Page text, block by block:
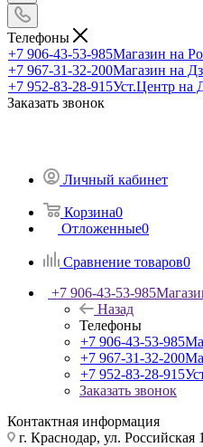
Телефоны
+7 906-43-53-985Магазин на
+7 967-31-32-200Магазин на
+7 952-83-28-915Уст.Центр на
Заказать звонок
Личный кабинет
Корзина0
Отложенные0
Сравнение товаров0
+7 906-43-53-985
Назад
Телефоны
+7 906-43-53-985
+7 967-31-32-200
+7 952-83-28-915
Заказать звонок
Контактная информация
г. Краснодар, ул. Российская